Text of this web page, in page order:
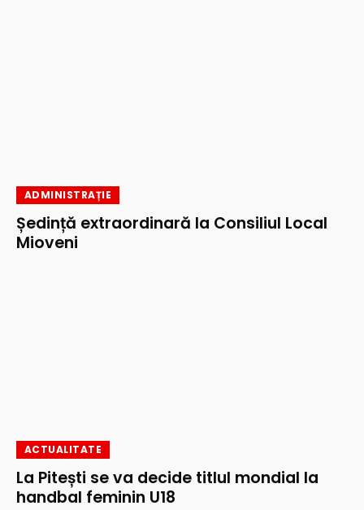
ADMINISTRAȚIE
Ședință extraordinară la Consiliul Local
Mioveni
ACTUALITATE
La Pitești se va decide titlul mondial la
handbal feminin U18